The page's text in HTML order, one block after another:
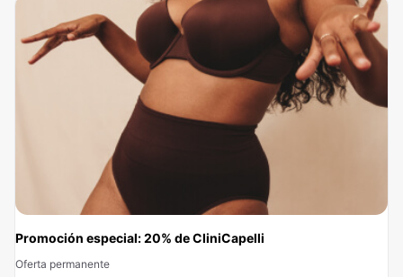
Empieza a ahorrar ahora mismo disfrutando del 5% de descuento que te
ofrecemos por contratar a Vima a través de Clinicasesteticas.com.co. Haz
click en el botón Solicitar Promoción y ¡aprovecha nuestros descuentos!
-20%
Promoción especial: 20% de CliniCapelli
Oferta permanente